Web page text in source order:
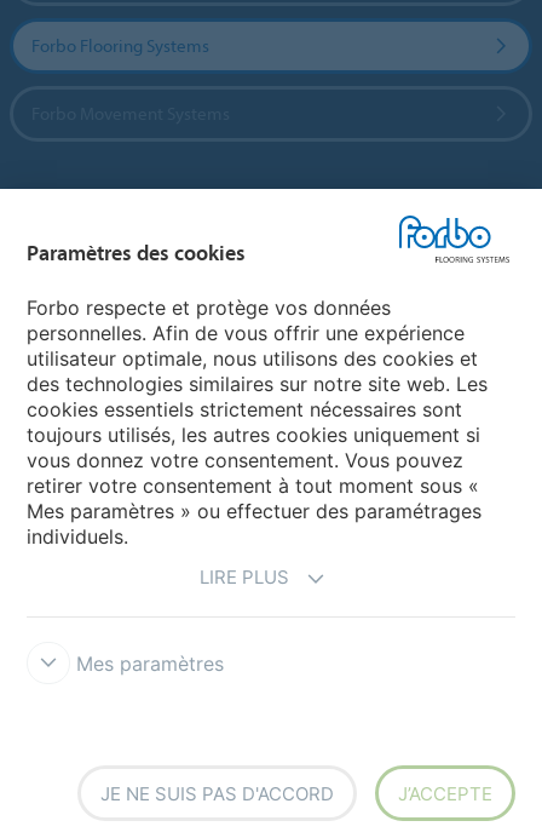
Forbo Flooring Systems
My Forbo
LEXIQUE
PLAN DU SITE
Paramètres des cookies
Forbo respecte et protège vos données
personnelles. Afin de vous offrir une expérience
utilisateur optimale, nous utilisons des cookies et
des technologies similaires sur notre site web. Les
cookies essentiels strictement nécessaires sont
toujours utilisés, les autres cookies uniquement si
vous donnez votre consentement. Vous pouvez
retirer votre consentement à tout moment sous «
Mes paramètres » ou effectuer des paramétrages
individuels.
LIRE PLUS
Mes paramètres
JE NE SUIS PAS D'ACCORD J’ACCEPTE